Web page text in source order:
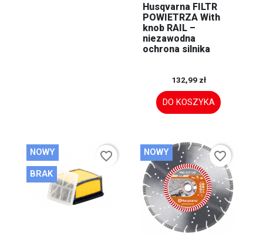
Husqvarna FILTR
POWIETRZA With
knob RAIL –
niezawodna
ochrona silnika
132,99 zł
DO KOSZYKA
NOWY
BRAK
favorite_border NOWY favorite_border